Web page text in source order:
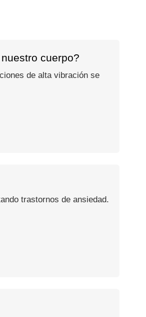
cuerpo?
de alta vibración se
trastornos de ansiedad.